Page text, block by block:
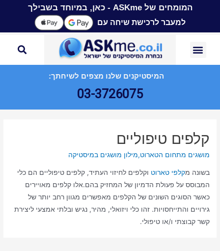
המומחים של ASKme - כאן, במיוחד בשבילך
למעבר לרכישת שיחה עם
המיסטיקנים שלנו מצפים לשיחתך:
03-3726075
קלפים טיפוליים
מושגים מתחום הטארוט,מילון מושגים במיסטיקה
בשונה מקלפי טארוט וקלפים לחיזוי העתיד, קלפים טיפוליים הם כלי
המבוסס על פעולת הדמיון של המחזיק בהם.אלו קלפים מאויירים
כאשר הסוגים השונים של הקלפים מאפשרים מגוון רחב יותר של
גירויים והתייחסויות. זהו כלי ויזואלי, מהיר, נגיש ובלתי אמצעי ליצירת
קשר קבוצתי ו/או טיפולי.